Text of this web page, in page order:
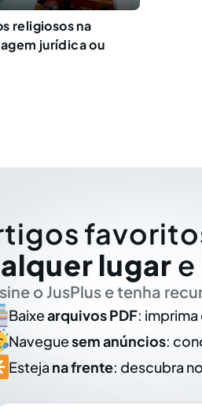
religiosos na
jurídica ou
lugar e
o JusPlus e tenha
Baixearquivos PDF: imprima
Naveguesem anúncios:
Esteja na frente: descubra